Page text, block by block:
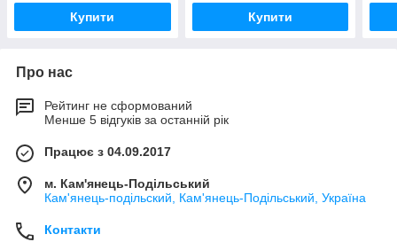
Купити Купити
Про нас
Рейтинг не сформований
Менше 5 відгуків за останній рік
Працює з 04.09.2017
м. Кам'янець-Подільський
Кам'янець-подільский, Кам'янець-Подільський, Україна
Контакти